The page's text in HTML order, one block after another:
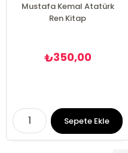
Mustafa Kemal Atatürk
Ren Kitap
₺350,00
Sepete Ekle